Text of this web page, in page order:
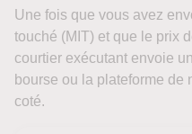
Une fois que vous avez
touché (MIT) et que le prix
courtier exécutant envoie
bourse ou la plateforme de
coté.